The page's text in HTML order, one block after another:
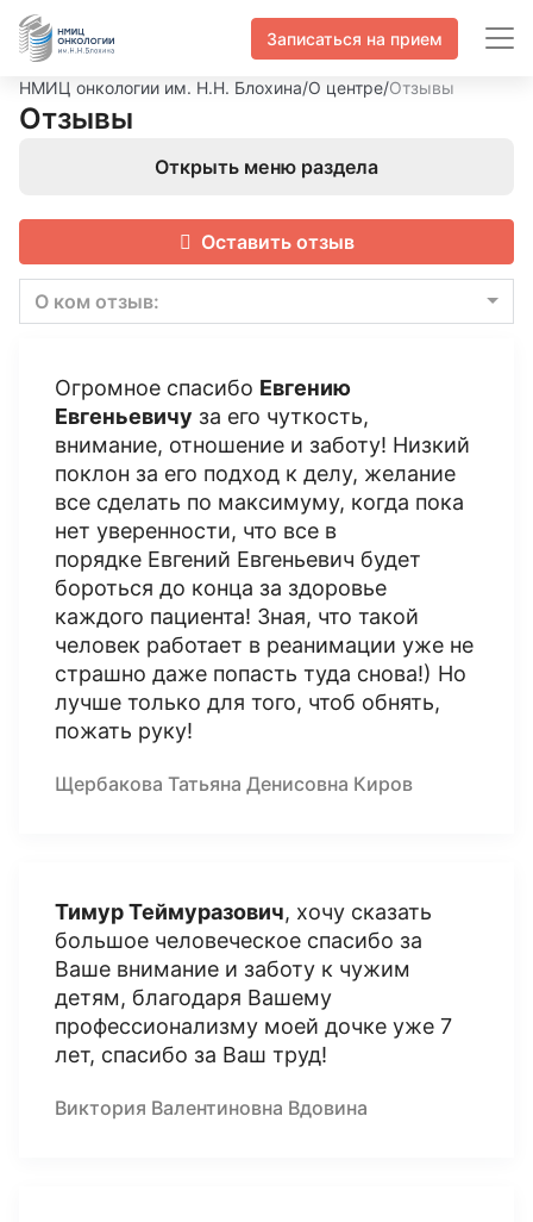
Записаться на прием
НМИЦ онкологии им. Н.Н. Блохина/О центре/Отзывы
Отзывы
Открыть меню раздела
Оставить отзыв
О ком отзыв:
Огромное спасибо Евгению
Евгеньевичу за его чуткость,
внимание, отношение и заботу! Низкий
поклон за его подход к делу, желание
все сделать по максимуму, когда пока
нет уверенности, что все в
порядке Евгений Евгеньевич будет
бороться до конца за здоровье
каждого пациента! Зная, что такой
человек работает в реанимации уже не
страшно даже попасть туда снова!) Но
лучше только для того, чтоб обнять,
пожать руку!
Щербакова Татьяна Денисовна Киров
Тимур Теймуразович, хочу сказать
большое человеческое спасибо за
Ваше внимание и заботу к чужим
детям, благодаря Вашему
профессионализму моей дочке уже 7
лет, спасибо за Ваш труд!
Виктория Валентиновна Вдовина